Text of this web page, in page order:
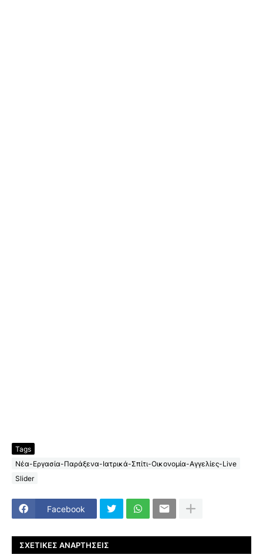
Tags
Νέα-Εργασία-Παράξενα-Ιατρικά-Σπίτι-Οικονομία-Αγγελίες-Live
Slider
Facebook
ΣΧΕΤΙΚΈΣ ΑΝΑΡΤΉΣΕΙΣ